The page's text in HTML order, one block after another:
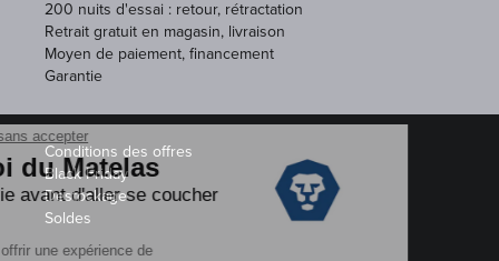
200 nuits d'essai : retour, rétractation
Retrait gratuit en magasin, livraison
Moyen de paiement, financement
Garantie
Conditions des offres
Black Friday
Destockage
Soldes